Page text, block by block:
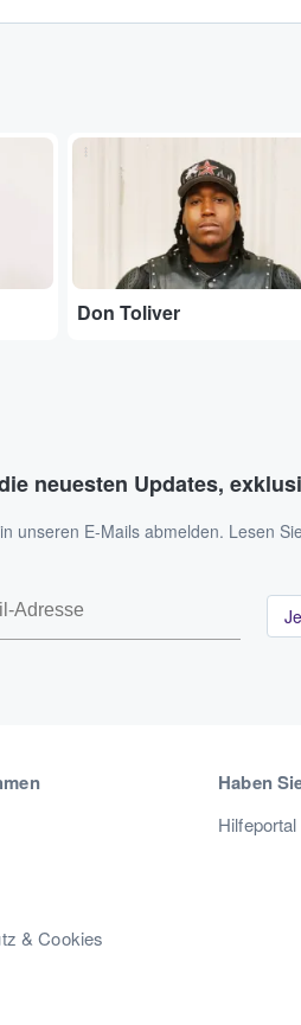
Don Toliver
neuesten Updates,
unseren E-Mails abmelden. Lesen
& Cookies
Haben
Hilfeportal